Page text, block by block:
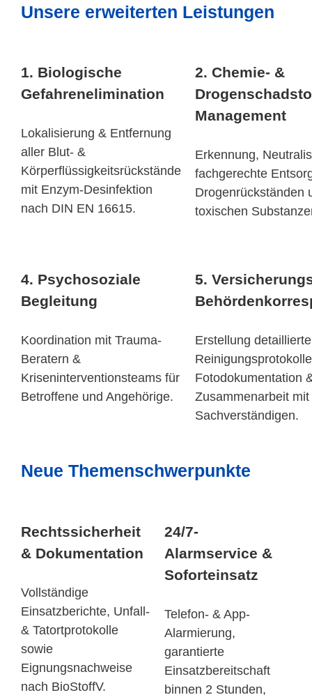
Unsere erweiterten Leistungen
1. Biologische
Gefahrenelimination
Lokalisierung & Entfernung
aller Blut- &
Körperflüssigkeitsrückstände
mit Enzym-Desinfektion
nach DIN EN 16615.
2. Chemie- &
Management
Erkennung,
fachgerechte
Drogenrückständen
toxischen
4. Psychosoziale
Begleitung
Koordination mit Trauma-
Beratern &
Kriseninterventionsteams für
Betroffene und Angehörige.
5.
Erstellung
Fotodokumentation
Zusammenarbeit mit
Sachverständigen.
Neue Themenschwerpunkte
Rechtssicherheit
& Dokumentation
Vollständige
Einsatzberichte, Unfall-
& Tatortprotokolle
sowie
Eignungsnachweise
nach BioStoffV.
24/7-
Alarmservice &
Soforteinsatz
Telefon- & App-
Alarmierung,
garantierte
Einsatzbereitschaft
binnen 2 Stunden,